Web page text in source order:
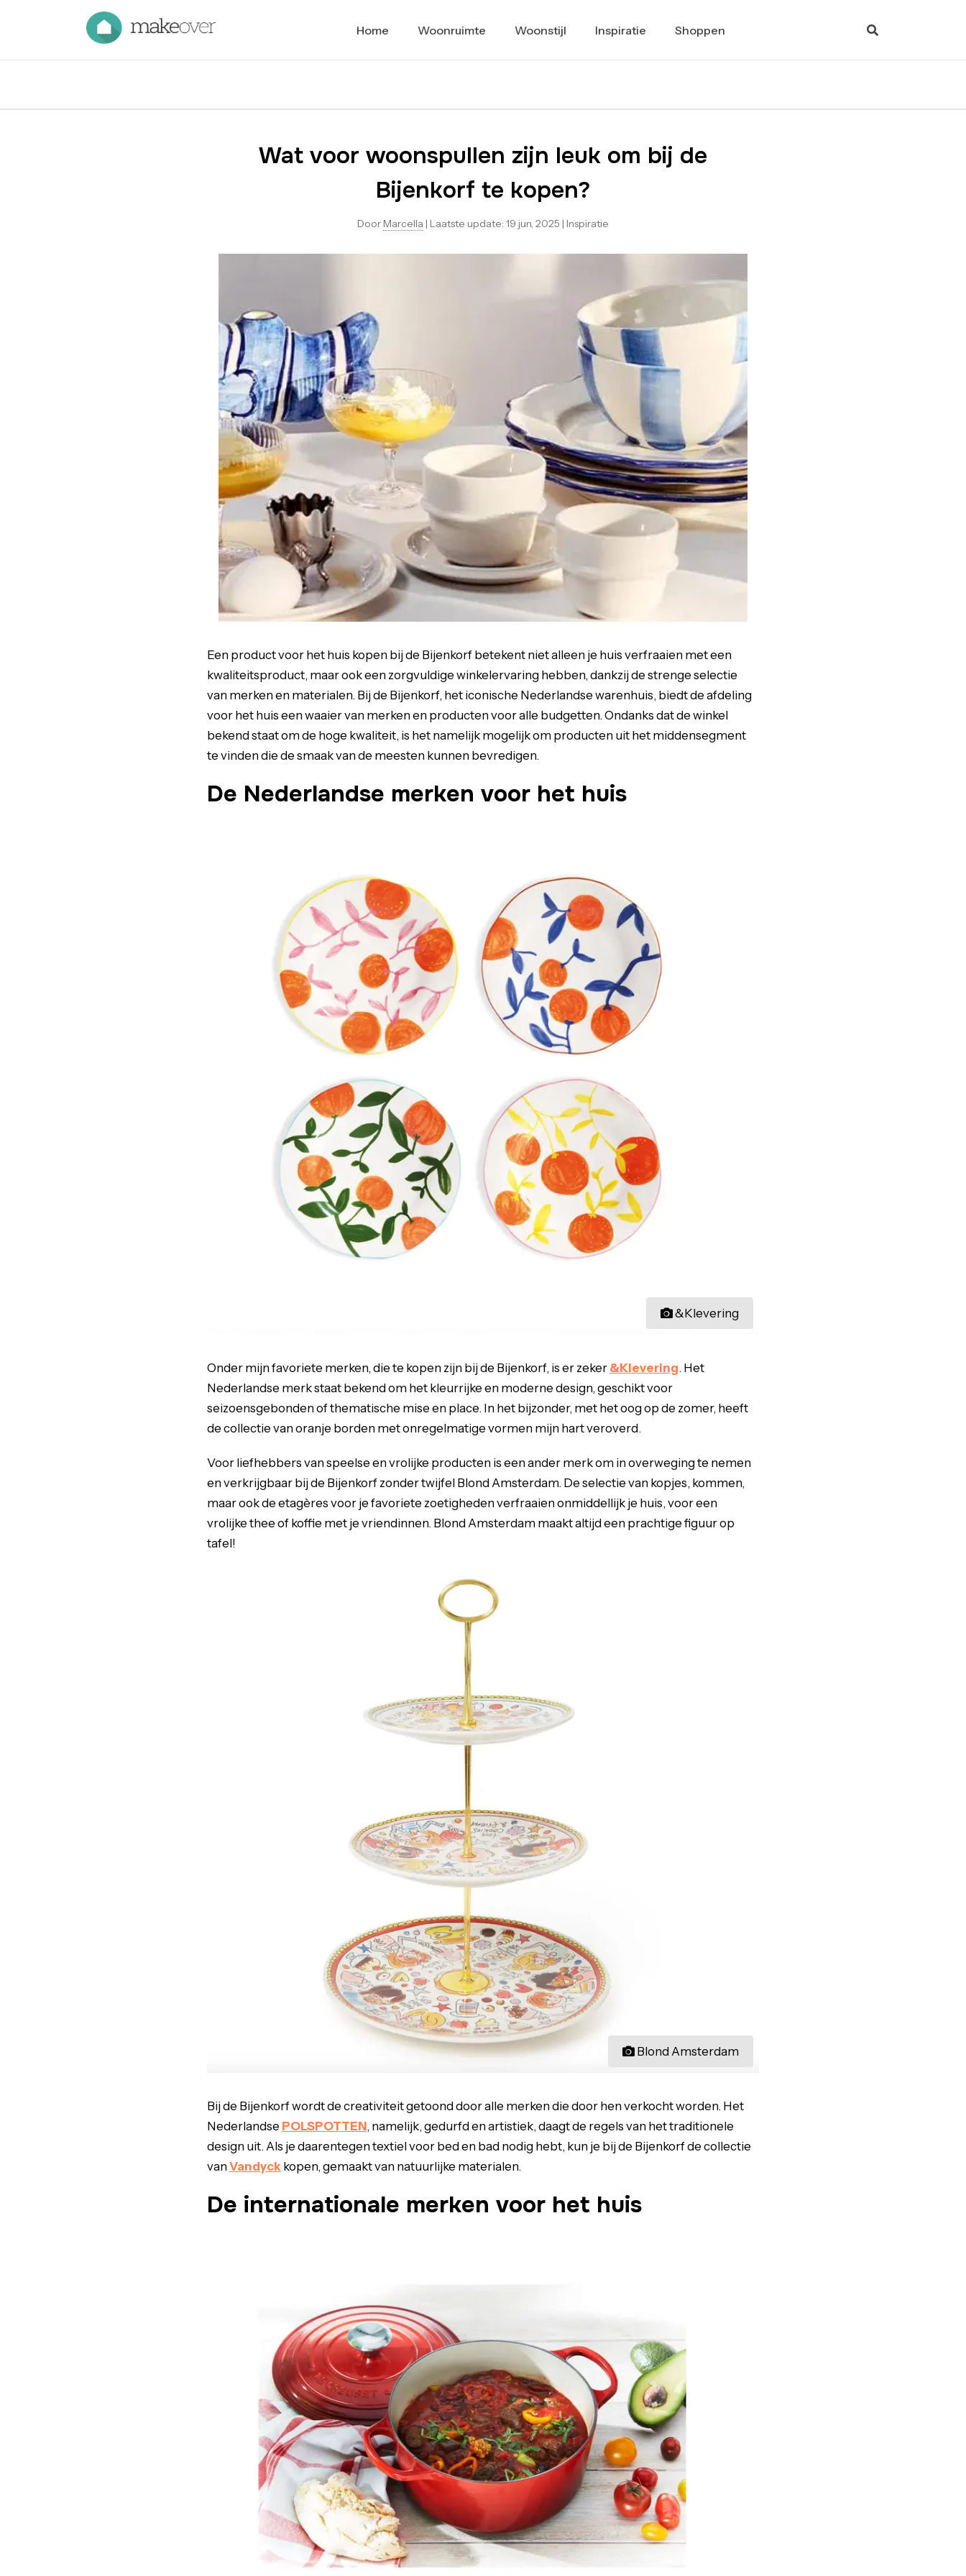
Home Woonruimte Woonstijl Inspiratie Shoppen
Wat voor woonspullen zijn leuk om bij de
Bijenkorf te kopen?
Door Marcella | Laatste update: 19 jun, 2025 | Inspiratie
Een product voor het huis kopen bij de Bijenkorf betekent niet alleen je huis verfraaien met een
kwaliteitsproduct, maar ook een zorgvuldige winkelervaring hebben, dankzij de strenge selectie
van merken en materialen. Bij de Bijenkorf, het iconische Nederlandse warenhuis, biedt de afdeling
voor het huis een waaier van merken en producten voor alle budgetten. Ondanks dat de winkel
bekend staat om de hoge kwaliteit, is het namelijk mogelijk om producten uit het middensegment
te vinden die de smaak van de meesten kunnen bevredigen.
De Nederlandse merken voor het huis
&Klevering
Onder mijn favoriete merken, die te kopen zijn bij de Bijenkorf, is er zeker &Klevering. Het
Nederlandse merk staat bekend om het kleurrijke en moderne design, geschikt voor
seizoensgebonden of thematische mise en place. In het bijzonder, met het oog op de zomer, heeft
de collectie van oranje borden met onregelmatige vormen mijn hart veroverd.
Voor liefhebbers van speelse en vrolijke producten is een ander merk om in overweging te nemen
en verkrijgbaar bij de Bijenkorf zonder twijfel Blond Amsterdam. De selectie van kopjes, kommen,
maar ook de etagères voor je favoriete zoetigheden verfraaien onmiddellijk je huis, voor een
vrolijke thee of koffie met je vriendinnen. Blond Amsterdam maakt altijd een prachtige figuur op
tafel!
Blond Amsterdam
Bij de Bijenkorf wordt de creativiteit getoond door alle merken die door hen verkocht worden. Het
Nederlandse POLSPOTTEN, namelijk, gedurfd en artistiek, daagt de regels van het traditionele
design uit. Als je daarentegen textiel voor bed en bad nodig hebt, kun je bij de Bijenkorf de collectie
vanVandyck kopen, gemaakt van natuurlijke materialen.
De internationale merken voor het huis